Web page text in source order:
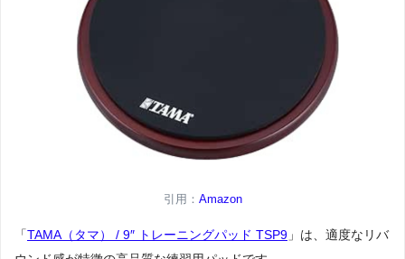
引用： Amazon
「TAMA（タマ） / 9″ トレーニングパッド TSP9 」は、適度なリバ